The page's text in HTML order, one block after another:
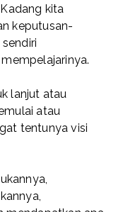
kita
keputusan-
lanjut atau
atau
tentunya visi